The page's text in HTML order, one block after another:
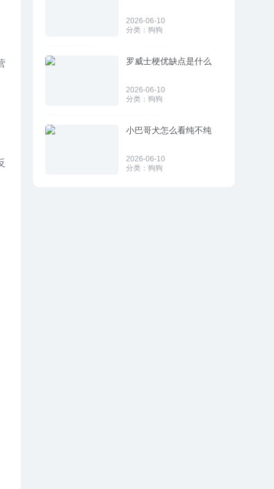
2026-06-10
分类： 狗狗
罗威士梗优缺点是什么
2026-06-10
分类： 狗狗
小巴哥犬怎么看纯不纯
2026-06-10
分类： 狗狗